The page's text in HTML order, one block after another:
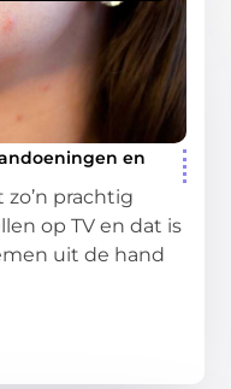
en
prachtig
op TV en dat is
uit de hand